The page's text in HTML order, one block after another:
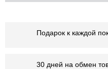
Подарок к каждой
30 дней на обмен